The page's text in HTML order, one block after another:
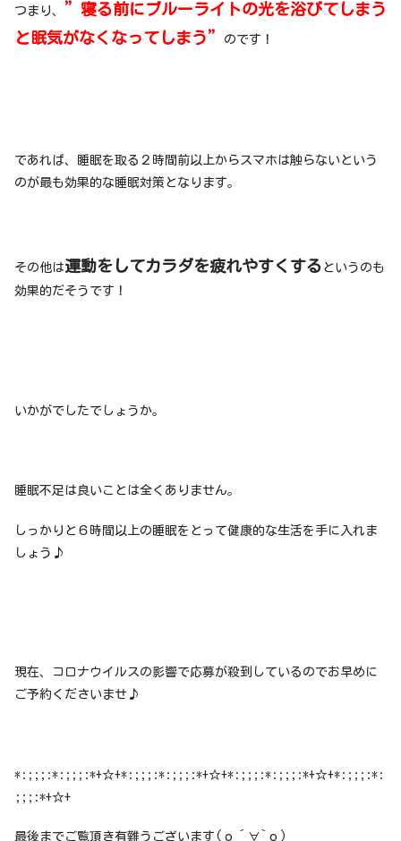
つまり、 ”寝る前にブルーライトの光を浴びてしまう
と眠気がなくなってしまう”
のです！
であれば、睡眠を取る２時間前以上からスマホは触らないという
のが最も効果的な睡眠対策となります。
その他は運動をしてカラダを疲れやすくする というのも
効果的だそうです！
いかがでしたでしょうか。
睡眠不足は良いことは全くありません。
しっかりと６時間以上の睡眠をとって健康的な生活を手に入れま
しょう♪
現在、コロナウイルスの影響で応募が殺到しているのでお早めに
ご予約くださいませ♪
*:;;;:*:;;;:*+☆+*:;;;:*:;;;:*+☆+*:;;;:*:;;;:*+☆+*:;;;:*:
;;;:*+☆+
最後までご覧頂き有難うございます(о´∀`о)